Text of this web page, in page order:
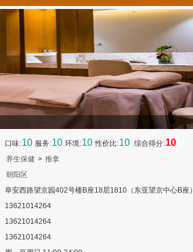
口味:10 服务:10 环境:10 性价比:10 综合得分:10
养生保健 > 推拿
朝阳区
阜安西路望京园402号楼B座18层1810（东亚望京中心B座）
13621014264
13621014264
13621014264